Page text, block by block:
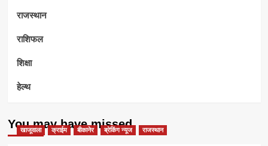
राजस्थान
राशिफल
शिक्षा
हेल्थ
You may have missed
खाजूवाला क्राईम बीकानेर ब्रेकिंग न्यूज राजस्थान